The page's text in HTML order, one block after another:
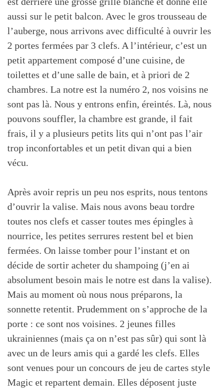
aussi sur le petit balcon. Avec le gros trousseau de
l’auberge, nous arrivons avec difficulté à ouvrir les
2 portes fermées par 3 clefs. A l’intérieur, c’est un
petit appartement composé d’une cuisine, de
toilettes et d’une salle de bain, et à priori de 2
chambres. La notre est la numéro 2, nos voisins ne
sont pas là. Nous y entrons enfin, éreintés. Là, nous
pouvons souffler, la chambre est grande, il fait
frais, il y a plusieurs petits lits qui n’ont pas l’air
trop inconfortables et un petit divan qui a bien
vécu.
Après avoir repris un peu nos esprits, nous tentons
d’ouvrir la valise. Mais nous avons beau tordre
toutes nos clefs et casser toutes mes épingles à
nourrice, les petites serrures restent bel et bien
fermées. On laisse tomber pour l’instant et on
décide de sortir acheter du shampoing (j’en ai
absolument besoin mais le notre est dans la valise).
Mais au moment où nous nous préparons, la
sonnette retentit. Prudemment on s’approche de la
porte : ce sont nos voisines. 2 jeunes filles
ukrainiennes (mais ça on n’est pas sûr) qui sont là
avec un de leurs amis qui a gardé les clefs. Elles
sont venues pour un concours de jeu de cartes style
Magic et repartent demain. Elles déposent juste